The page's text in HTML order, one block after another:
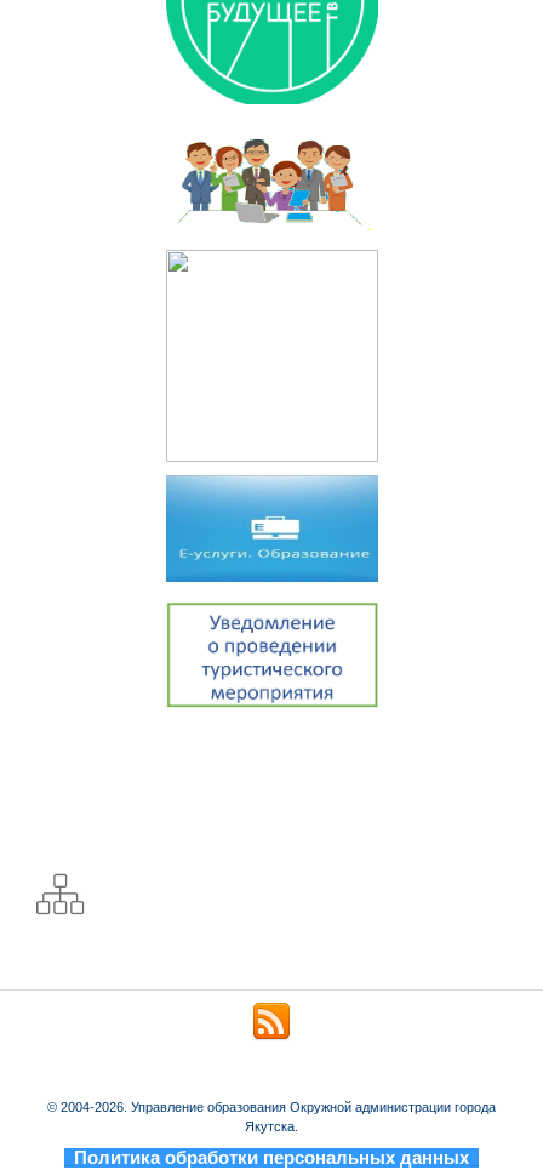
© 2004-2026. Управление образования Окружной администрации города
Якутска.
Политика обработки персональных данных